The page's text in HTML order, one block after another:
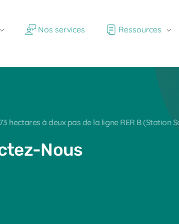
Nos services
Ressources
hectares à deux pas de la ligne RER B (Station
Nous